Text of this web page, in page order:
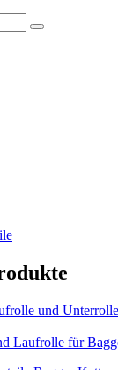
Laufrolle für